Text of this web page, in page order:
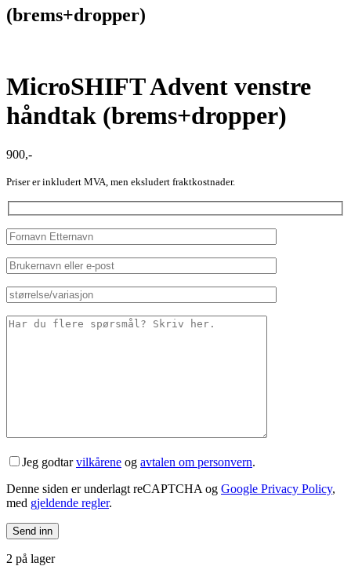
(brems+dropper)
MicroSHIFT Advent venstre
håndtak (brems+dropper)
900,-
Priser er inkludert MVA, men eksludert fraktkostnader.
Jeg godtarvilkårene og avtalen om personvern.
Denne siden er underlagt reCAPTCHA og Google Privacy Policy,
med gjeldende regler.
2 på lager